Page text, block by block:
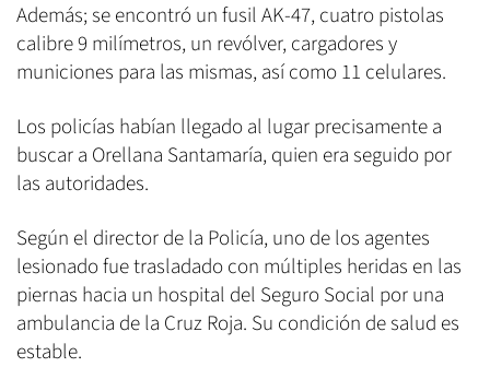
Además; se encontró un fusil AK-47, cuatro pistolas
calibre 9 milímetros, un revólver, cargadores y
municiones para las mismas, así como 11 celulares.
Los policías habían llegado al lugar precisamente a
buscar a Orellana Santamaría, quien era seguido por
las autoridades.
Según el director de la Policía, uno de los agentes
lesionado fue trasladado con múltiples heridas en las
piernas hacia un hospital del Seguro Social por una
ambulancia de la Cruz Roja. Su condición de salud es
estable.